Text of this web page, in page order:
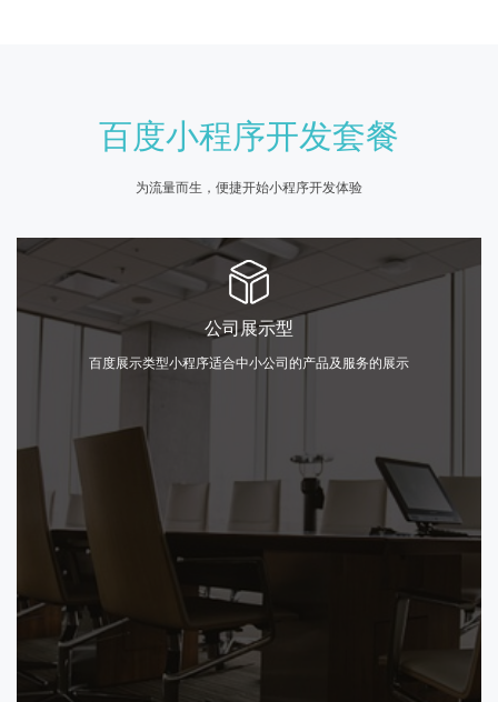
百度小程序开发套餐
为流量而生，便捷开始小程序开发体验
公司展示型
百度展示类型小程序适合中小公司的产品及服务的展示